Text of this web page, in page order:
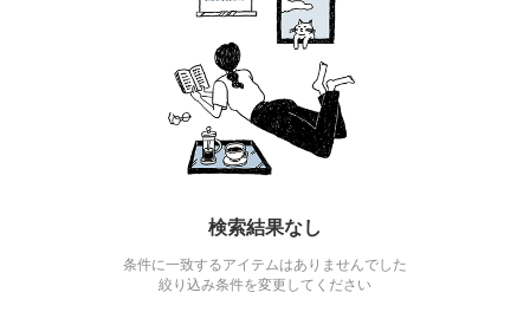
検索結果なし
条件に一致するアイテムはありませんでした
絞り込み条件を変更してください